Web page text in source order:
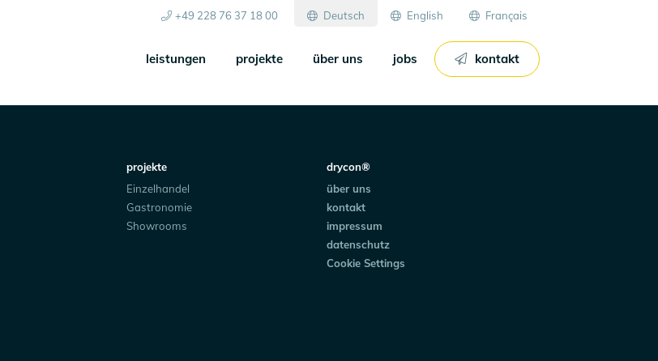
+49 228 76 37 18 00 Deutsch English Français
leistungen projekte über uns jobs kontakt
projekte
Einzelhandel
Gastronomie
Showrooms
drycon®
über uns
kontakt
impressum
datenschutz
Cookie Settings